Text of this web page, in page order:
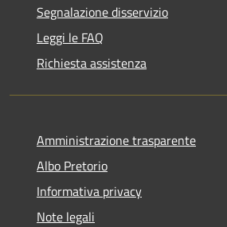
Segnalazione disservizio
Leggi le FAQ
Richiesta assistenza
Amministrazione trasparente
Albo Pretorio
Informativa privacy
Note legali